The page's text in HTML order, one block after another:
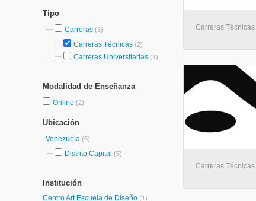
Tipo
Carreras (3)
Carreras Técnicas (2)
Carreras Universitarias (1)
Modalidad de Enseñanza
Online (2)
Ubicación
Venezuela (5)
Distrito Capital (5)
Institución
Centro Art Escuela de Diseño (1)
Carreras
Carreras